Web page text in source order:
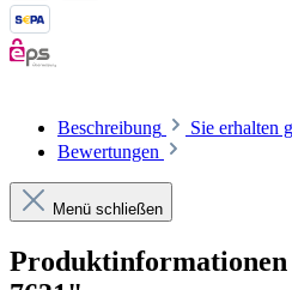
Beschreibung
Sie erhalten
Bewertungen
Menü schließen